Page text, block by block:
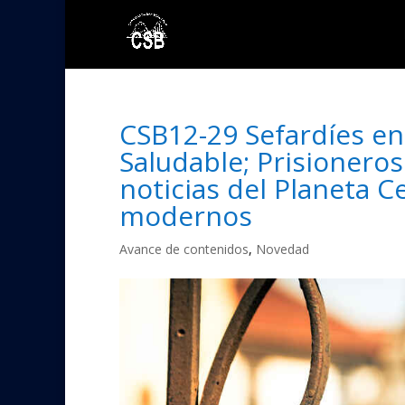
CSB12-29 Sefardíes
Saludable;
noticias del Planeta
modernos
Avance de contenidos, Novedad